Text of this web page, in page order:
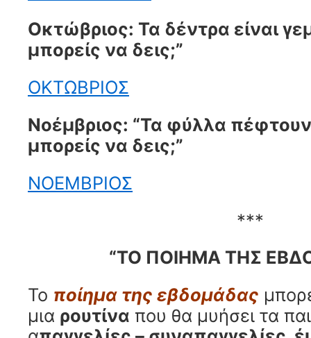
Οκτώβριος: Τα δέντρα είναι
μπορείς να δεις;”
ΟΚΤΩΒΡΙΟΣ
Νοέμβριος: “Τα φύλλα
μπορείς να δεις;”
ΝΟΕΜΒΡΙΟΣ
***
“ΤΟ ΠΟΙΗΜΑ ΤΗΣ
Το ποίημα της εβδομάδας
μια ρουτίνα που θα μυήσει τα